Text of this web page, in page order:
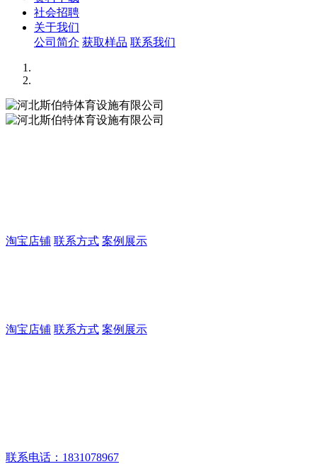
社会招聘
关于我们
公司简介 获取样品 联系我们
淘宝店铺 联系方式 案例展示
淘宝店铺 联系方式 案例展示
联系电话：1831078967